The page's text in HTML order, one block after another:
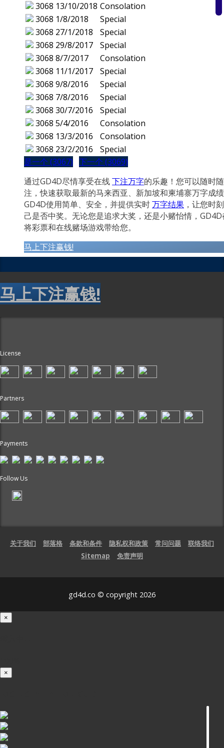
3068 13/10/2018 Consolation
3068 1/8/2018
Special
3068 27/1/2018
Special
3068 29/8/2017
Special
3068 8/7/2017
Consolation
3068 11/1/2017
Special
3068 9/8/2016
Special
3068 7/8/2016
Special
3068 30/7/2016
Special
3068 5/4/2016
Consolation
3068 13/3/2016
Consolation
3068 23/2/2016
Special
是一个 (3067) 下一个 (3069)
通过GD4D尽情享受在线下注万字的乐趣！您可以随时
注，快速获取最新的马来西亚、新加坡和柬埔寨万字成
GD4D使用简单、安全，并提供实时万字结果 ，让您时
己是否中奖。无论您是追求大奖，还是小赌怡情，
将彩票和在线赌场游戏带给您。
马上下注赢钱!
马上下注赢钱!
License
Partners
Payments
Follow Us
关于我们 部落格 条款和条件 隐私权和政策 常问问题
联络我们
Sitemap
免责声明
gd4d.co © copyright 2026
×
×